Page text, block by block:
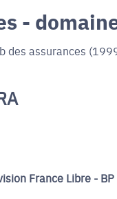
-
des assurances
France Libre -